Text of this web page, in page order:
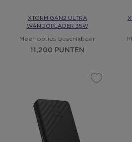
XTORM GAN2 ULTRA
WANDOPLADER 35W
Meer opties beschikbaar
11,200 PUNTEN